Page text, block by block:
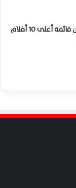
«شمشون ودليلة» يغيب عن قائمة أعلى 10 أفلام